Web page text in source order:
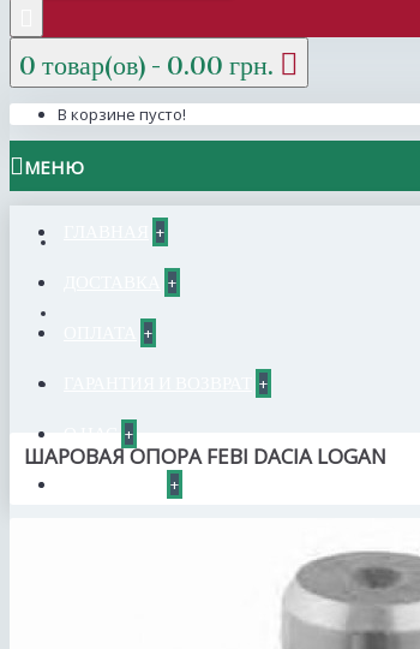
0 товар(ов) - 0.00 грн.
В корзине пусто!
МЕНЮ
+
+
+
+
+
+
ШАРОВАЯ ОПОРА FEBI DACIA LOGAN